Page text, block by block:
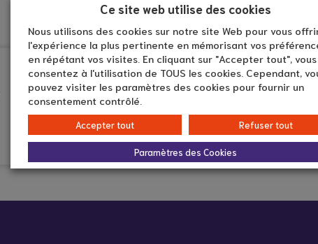
Âge du proche aidé
De 18 à 60 ans
Ce site web utilise des cookies
Nous utilisons des cookies sur notre site Web pour vous
l'expérience la plus pertinente en mémorisant vos
en répétant vos visites. En cliquant sur "Accepter tout", vous
consentez à l'utilisation de TOUS les cookies. Cependant,
pouvez visiter les paramètres des cookies pour fournir un
consentement contrôlé.
Accepter tout Refuser tout
Paramètres des Cookies